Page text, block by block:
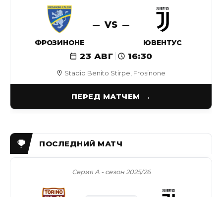
Stadio Benito Stirpe, Frosinone
ФРОЗИНОНЕ
VS
ЮВЕНТУС
23 АВГ 16:30
ПЕРЕД МАТЧЕМ
Серия А - сезон 2025/26